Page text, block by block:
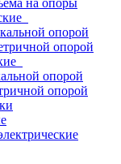
на опоры
опорой
опорой
опорой
опорой